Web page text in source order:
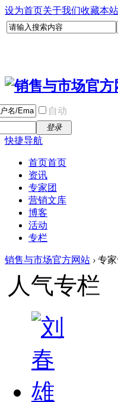
设为首页关于我们收藏本站
自动
登录
快捷导航
首页首页
资讯
专家团
营销文库
博客
活动
专栏
销售与市场官方网站 › 专
人气专栏